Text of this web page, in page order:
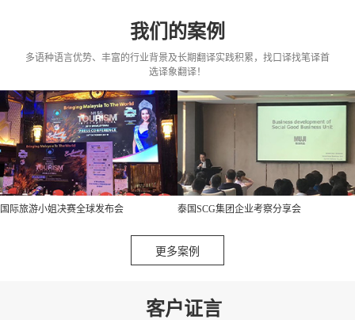
我们的案例
多语种语言优势、丰富的行业背景及长期翻译实践积累，找口译找笔译首
选译象翻译！
国际旅游小姐决赛全球发布会 泰国SCG集团企业考察分享会
更多案例
客户证言